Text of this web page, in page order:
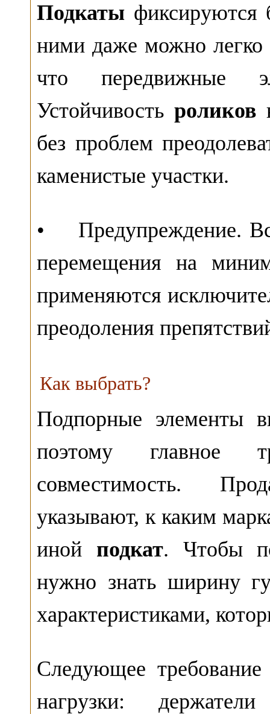
Подкаты фиксируются
ними даже можно легко
что передвижные
Устойчивостьроликов
без проблем
каменистые участки.
• Предупреждение.
перемещения на
применяются
преодоления
Как выбрать?
Подпорные элементы
поэтому главное
совместимость.
указывают, к каким
иной подкат. Чтобы
нужно знать ширину
характеристиками,
Следующее требование
нагрузки: